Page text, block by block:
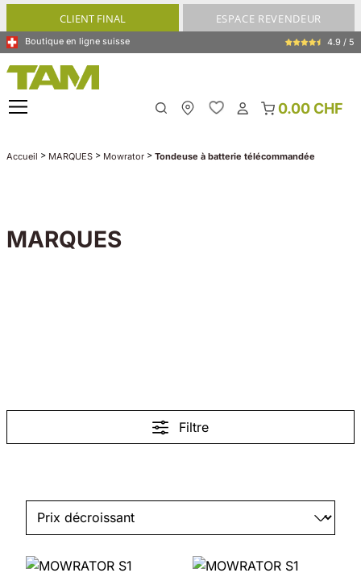
principalCLIENT FINAL ESPACE REVENDEUR
Boutique en ligne suisse 4.9 / 5
0.00 CHF
Accueil > MARQUES > Mowrator > Tondeuse à batterie télécommandée
MARQUES
Filtre